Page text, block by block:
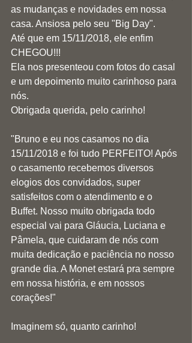
as mudanças e novidades em nossa
casa. Ansiosa pelo seu "Big Day".
Até que em 15/11/2018, ele enfim
CHEGOU!!!
Ela nos presenteou com fotos do casal
e um depoimento muito carinhoso para
nós.
Obrigada querida, pelo carinho!
"Bruno e eu nos casamos no dia
15/11/2018 e foi tudo PERFEITO! Após
o casamento recebemos diversos
elogios dos convidados, super
satisfeitos com o atendimento e o
Buffet. Nosso muito obrigada todo
especial vai para Gláucia, Luciana e
Pâmela, que cuidaram de nós com
muita dedicação e paciência no nosso
grande dia. A Monet estará pra sempre
em nossa história, e em nossos
corações!"
Imaginem só, quanto carinho!